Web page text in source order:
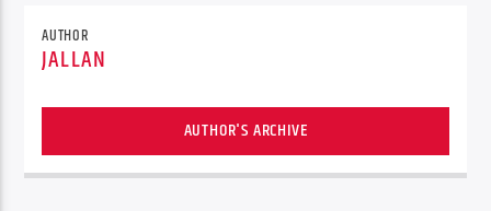
AUTHOR
JALLAN
AUTHOR'S ARCHIVE